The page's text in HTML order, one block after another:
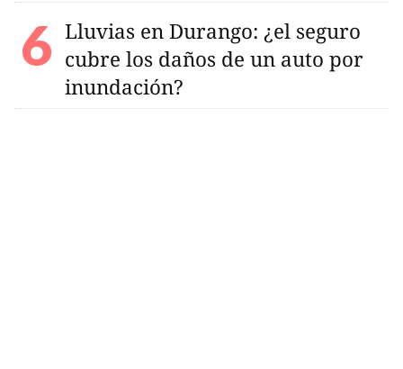
Lluvias en Durango: ¿el seguro
cubre los daños de un auto por
inundación?